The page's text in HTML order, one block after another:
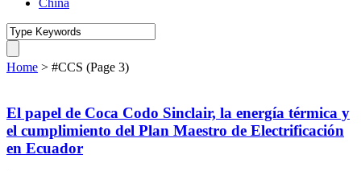
China
Home > #CCS (Page 3)
El papel de Coca Codo Sinclair, la energía térmica y
el cumplimiento del Plan Maestro de Electrificación
en Ecuador